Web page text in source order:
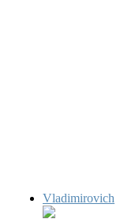
Vladimirovich